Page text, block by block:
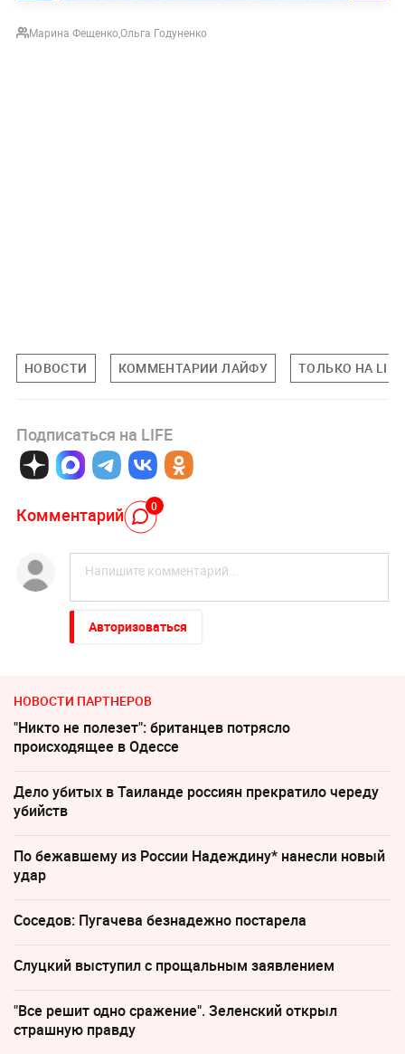
Марина Фещенко,Ольга Годуненко
НОВОСТИ КОММЕНТАРИИ ЛАЙФУ ТОЛЬКО НА LIFE
Подписаться на LIFE
Комментарий 0
Авторизоваться
НОВОСТИ ПАРТНЕРОВ
"Никто не полезет": британцев потрясло
происходящее в Одессе
Дело убитых в Таиланде россиян прекратило череду
убийств
По бежавшему из России Надеждину* нанесли новый
удар
Соседов: Пугачева безнадежно постарела
Слуцкий выступил с прощальным заявлением
"Все решит одно сражение". Зеленский открыл
страшную правду